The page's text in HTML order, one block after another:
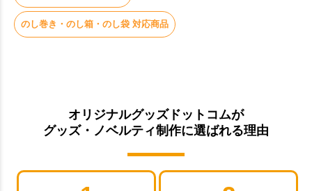
のし巻き・のし箱・のし袋 対応商品
オリジナルグッズドットコムが
グッズ・ノベルティ制作に選ばれる理由